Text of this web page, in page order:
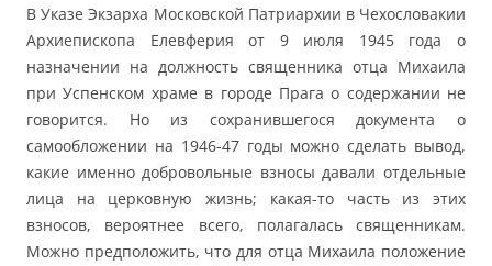
В Указе Экзарха Московской Патриархии в Чехословакии
Архиепископа Елевферия от 9 июля 1945 года о
назначении на должность священника отца Михаила
при Успенском храме в городе Прага о содержании не
говорится. Но из сохранившегося документа о
самообложении на 1946-47 годы можно сделать вывод,
какие именно добровольные взносы давали отдельные
лица на церковную жизнь; какая-то часть из этих
взносов, вероятнее всего, полагалась священникам.
Можно предположить, что для отца Михаила положение